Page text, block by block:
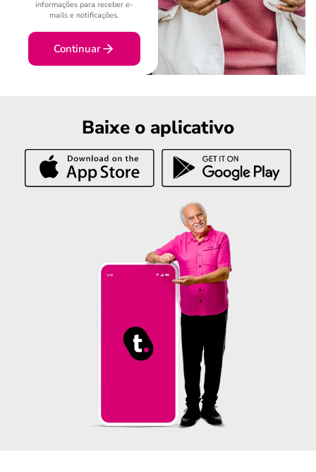
informações para receber e-
mails e notificações.
Continuar
Baixe o aplicativo